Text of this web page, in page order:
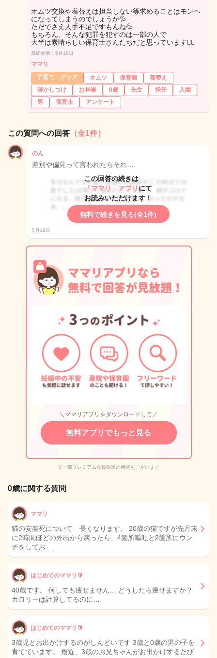
オムツ交換や着替えは担当しない等求めることはモンペ
になってしまうのでしょうか💦
ただでさえ人手不足ですもんね💦
もちろん、そんな犯罪を犯すのは一部の人で
大半は素晴らしい保育士さんたちだと思っています🙇‍♂️
最終更新：5月18日
ママリ
子育て・グッズ
オムツ 保育園
着替え
寝かしつけ
お昼寝 0歳 先生 担任
入園
男
保育士 アンケート
この質問への回答 （全1件）
のん
差別や偏見って言われたらそれ…
この回答の続きは
「ママリ」アプリ にて
お読みいただけます！
無料で続きを見る(全1件)
5月18日
＼ママリアプリをダウンロードして／
無料アプリでもっと見る
※一部プレミアム会員限定の機能もございます
0歳に関する質問
ママリ
猫の安楽死について 長くなります。 20歳の猫ですが先月末
に2時間ほどの外出から戻ったら、4箇所嘔吐と2箇所にウン
チをしてお…
はじめてのママリ🔰
40歳です。 何しても痩せません… どうしたら痩せますか？
カロリーは計算してるのに…
はじめてのママリ🔰
3歳児とお出かけするのがしんどいです 3歳と0歳の男の子を
育てています。 最近、3歳のお兄ちゃんがお出かけするたび